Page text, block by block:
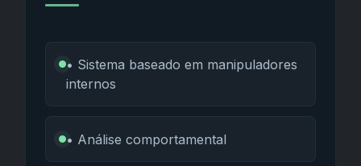
• Sistema baseado em manipuladores
internos
• Análise comportamental